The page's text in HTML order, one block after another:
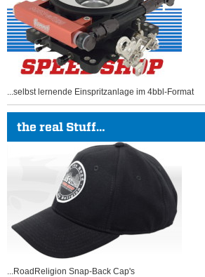
...selbst lernende Einspritzanlage im 4bbl-Format
the real Stuff…
...RoadReligion Snap-Back Cap's